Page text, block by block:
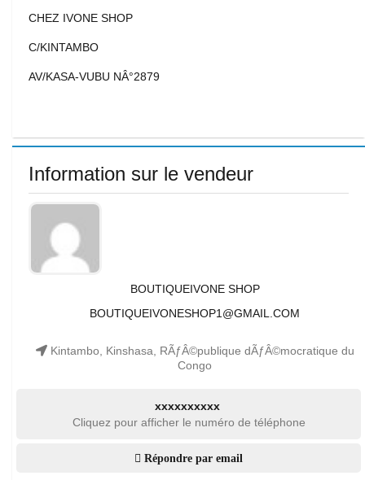
CHEZ IVONE SHOP
C/KINTAMBO
AV/KASA-VUBU NÂ°2879
Information sur le vendeur
BOUTIQUEIVONE SHOP
BOUTIQUEIVONESHOP1@GMAIL.COM
Kintambo, Kinshasa, RÃƒÂ©publique dÃƒÂ©mocratique du
Congo
xxxxxxxxxx
Cliquez pour afficher le numéro de téléphone
Répondre par email